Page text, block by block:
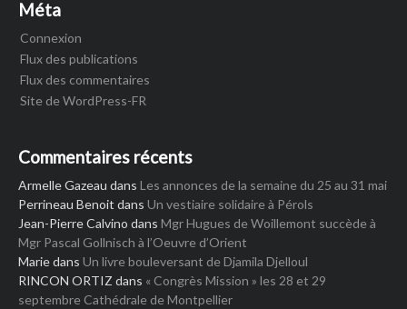
Méta
Connexion
Flux des publications
Flux des commentaires
Site de WordPress-FR
Commentaires récents
Armelle Gazeau dans Les annonces de la semaine du 25 au 31 mai
Perrineau Benoit dans Un vestiaire solidaire à Pérols
Jean-Pierre Calvino dans Mgr Hugues de Woillemont succède à
Mgr Pascal Gollnisch à l’Oeuvre d’Orient
Mariedans Un livre bouleversant de Djamila Djelloul
RINCON ORTIZ dans « Congrès Mission » les 28 et 29
septembre Cathédrale de Montpellier